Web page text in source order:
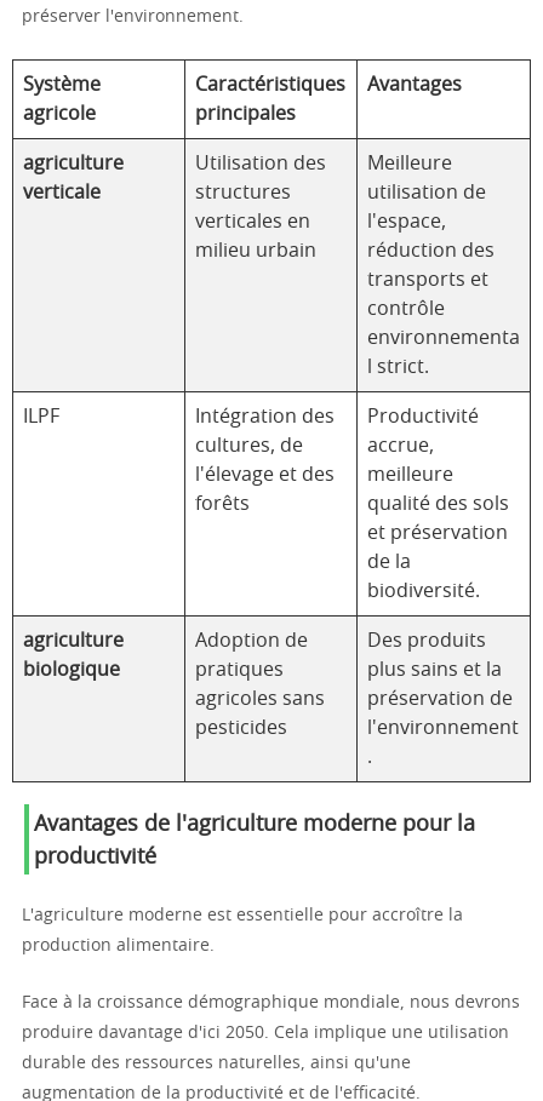
préserver l'environnement.
Système
agricole
Caractéristiques
principales
Avantages
agriculture
verticale
Utilisation des
structures
verticales en
milieu urbain
Meilleure
utilisation de
l'espace,
réduction des
transports et
contrôle
environnementa
l strict.
ILPF
Intégration des
cultures, de
l'élevage et des
forêts
Productivité
accrue,
meilleure
qualité des sols
et préservation
de la
biodiversité.
agriculture
biologique
Adoption de
pratiques
agricoles sans
pesticides
Des produits
plus sains et la
préservation de
l'environnement
.
Avantages de l'agriculture moderne pour la
productivité
L'agriculture moderne est essentielle pour accroître la
production alimentaire.
Face à la croissance démographique mondiale, nous devrons
produire davantage d'ici 2050. Cela implique une utilisation
durable des ressources naturelles, ainsi qu'une
augmentation de la productivité et de l'efficacité.